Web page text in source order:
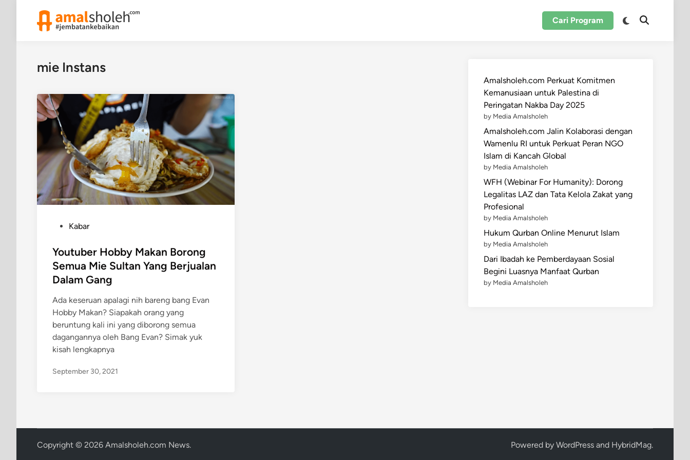
content
Cari Program
Switch
Open
mie Instans
s
t
e
i
n
Kabar
Youtuber Hobby Makan Borong
Semua Mie Sultan Yang Berjualan
Dalam Gang
Ada keseruan apalagi nih bareng bang Evan
Hobby Makan? Siapakah orang yang
beruntung kali ini yang diborong semua
dagangannya oleh Bang Evan? Simak yuk
kisah lengkapnya
September 30, 2021
Amalsholeh.com Perkuat Komitmen
Kemanusiaan untuk Palestina di
Peringatan Nakba Day 2025
by Media Amalsholeh
Amalsholeh.com Jalin Kolaborasi dengan
Wamenlu RI untuk Perkuat Peran NGO
Islam di Kancah Global
by Media Amalsholeh
WFH (Webinar For Humanity): Dorong
Legalitas LAZ dan Tata Kelola Zakat yang
Profesional
by Media Amalsholeh
Hukum Qurban Online Menurut Islam
by Media Amalsholeh
Dari Ibadah ke Pemberdayaan Sosial
Begini Luasnya Manfaat Qurban
by Media Amalsholeh
Copyright © 2026 Amalsholeh.com News. Powered by WordPress and HybridMag.